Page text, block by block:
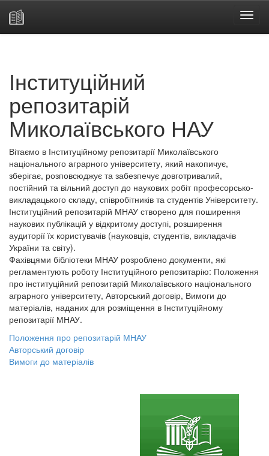
Інституційний
репозитарій
Миколаївського НАУ
Вітаємо в Інституційному репозитарії Миколаївського
національного аграрного університету, який накопичує,
зберігає, розповсюджує та забезпечує довготривалий,
постійний та вільний доступ до наукових робіт професорсько-
викладацького складу, співробітників та студентів Університету.
Інституційний репозитарій МНАУ створено для поширення
наукових публікацій у відкритому доступі, розширення
аудиторії їх користувачів (науковців, студентів, викладачів
України та світу).
Фахівцями бібліотеки МНАУ розроблено документи, які
регламентують роботу Інституційного репозитарію: Положення
про інституційний репозитарій Миколаївського національного
аграрного університету, Авторський договір, Вимоги до
матеріалів, наданих для розміщення в Інституційному
репозитарії МНАУ.
Положення про репозитарій МНАУ
Авторський договір
Вимоги до матеріалів